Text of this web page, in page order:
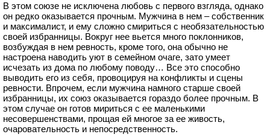
В этом союзе не исключена любовь с первого взгляда, однако
он редко оказывается прочным. Мужчина в нем – собственник
и максималист, и ему сложно смириться с необязательностью
своей избранницы. Вокруг нее вьется много поклонников,
возбуждая в нем ревность, кроме того, она обычно не
настроена наводить уют в семейном очаге, зато умеет
исчезать из дома по любому поводу… Все это способно
выводить его из себя, провоцируя на конфликты и сцены
ревности. Впрочем, если мужчина намного старше своей
избранницы, их союз оказывается гораздо более прочным. В
этом случае он готов мириться с ее маленькими
несовершенствами, прощая ей многое за ее живость,
очаровательность и непосредственность.